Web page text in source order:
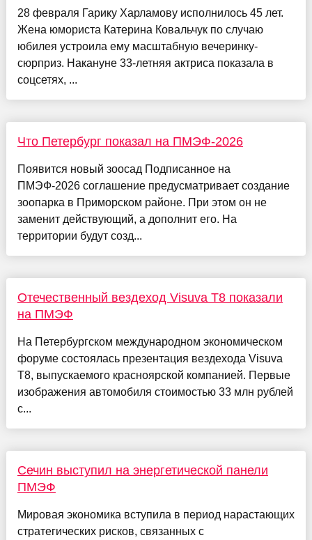
28 февраля Гарику Харламову исполнилось 45 лет.
Жена юмориста Катерина Ковальчук по случаю
юбилея устроила ему масштабную вечеринку-
сюрприз. Накануне 33-летняя актриса показала в
соцсетях, ...
Что Петербург показал на ПМЭФ-2026
Появится новый зоосад Подписанное на
ПМЭФ-2026 соглашение предусматривает создание
зоопарка в Приморском районе. При этом он не
заменит действующий, а дополнит его. На
территории будут созд...
Отечественный вездеход Visuva T8 показали
на ПМЭФ
На Петербургском международном экономическом
форуме состоялась презентация вездехода Visuva
T8, выпускаемого красноярской компанией. Первые
изображения автомобиля стоимостью 33 млн рублей
с...
Сечин выступил на энергетической панели
ПМЭФ
Мировая экономика вступила в период нарастающих
стратегических рисков, связанных с